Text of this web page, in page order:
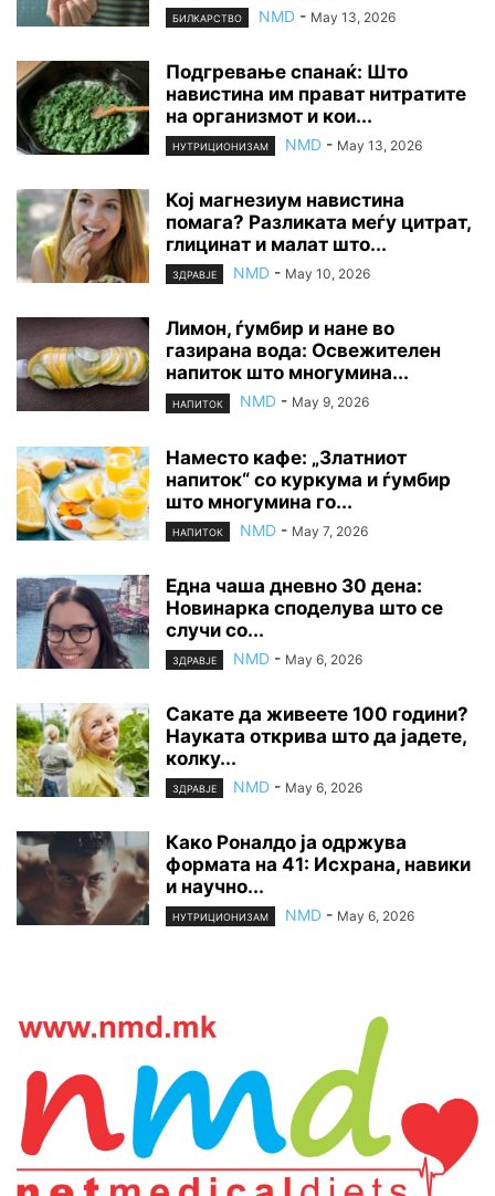
БИЛКАРСТВО NMD - May 13, 2026
Подгревање спанаќ: Што
навистина им прават нитратите
на организмот и кои...
НУТРИЦИОНИЗАМ NMD - May 13, 2026
Кој магнезиум навистина
помага? Разликата меѓу цитрат,
глицинат и малат што...
ЗДРАВЈЕ NMD - May 10, 2026
Лимон, ѓумбир и нане во
газирана вода: Освежителен
напиток што многумина...
НАПИТОК NMD - May 9, 2026
Наместо кафе: „Златниот
напиток“ со куркума и ѓумбир
што многумина го...
НАПИТОК NMD - May 7, 2026
Една чаша дневно 30 дена:
Новинарка споделува што се
случи со...
ЗДРАВЈЕ NMD - May 6, 2026
Сакате да живеете 100 години?
Науката открива што да јадете,
колку...
ЗДРАВЈЕ NMD - May 6, 2026
Како Роналдо ја одржува
формата на 41: Исхрана, навики
и научно...
НУТРИЦИОНИЗАМ NMD - May 6, 2026